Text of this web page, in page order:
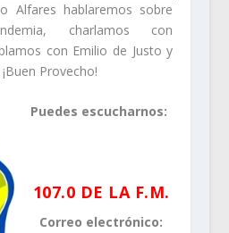
Alfares hablaremos sobre
charlamos con
con Emilio de Justo y
Provecho!
Puedes escucharnos:
107.0 DE LA F.M.
Correo electrónico: